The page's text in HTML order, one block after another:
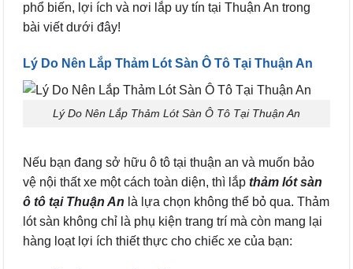
phổ biến, lợi ích và nơi lắp uy tín tại Thuận An trong
bài viết dưới đây!
Lý Do Nên Lắp Thảm Lót Sàn Ô Tô Tại Thuận An
Lý Do Nên Lắp Thảm Lót Sàn Ô Tô Tại Thuận An
Nếu bạn đang sở hữu ô tô tại thuận an và muốn bảo
vệ nội thất xe một cách toàn diện, thì lắp thảm lót sàn
ô tô tại Thuận An là lựa chọn không thể bỏ qua. Thảm
lót sàn không chỉ là phụ kiện trang trí mà còn mang lại
hàng loạt lợi ích thiết thực cho chiếc xe của bạn: